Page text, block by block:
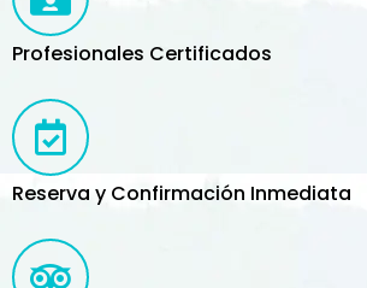
Profesionales Certificados
Reserva y Confirmación Inmediata